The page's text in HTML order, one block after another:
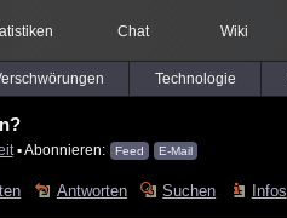
Chat Wiki
Technologie
▪ Abonnieren: Feed E-Mail
Antworten Suchen Infos